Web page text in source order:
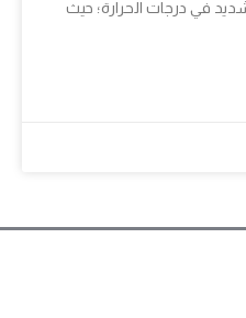
في درجات الحرارة؛ حيث